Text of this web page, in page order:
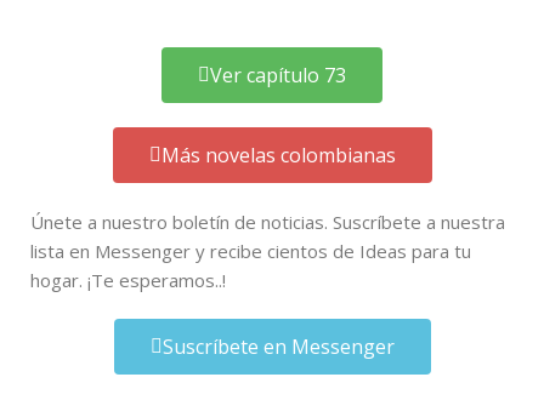
Ver capítulo 73
Más novelas colombianas
Únete a nuestro boletín de noticias. Suscríbete a nuestra
lista en Messenger y recibe cientos de Ideas para tu
hogar. ¡Te esperamos..!
Suscríbete en Messenger